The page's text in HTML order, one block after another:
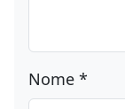
Nome